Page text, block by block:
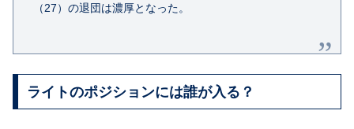
（27）の退団は濃厚となった。
ライトのポジションには誰が入る？